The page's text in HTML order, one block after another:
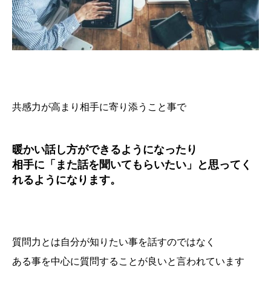
共感力が高まり相手に寄り添うこと事で
暖かい話し方ができるようになったり
相手に「また話を聞いてもらいたい」と思ってく
れるようになります。
質問力とは自分が知りたい事を話すのではなく
ある事を中心に質問することが良いと言われています
アクセス